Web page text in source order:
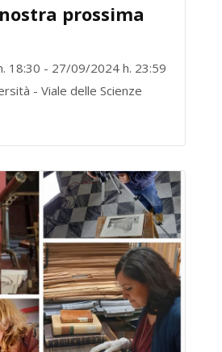
prossima
18:30 - 27/09/2024 h. 23:59
- Viale delle Scienze